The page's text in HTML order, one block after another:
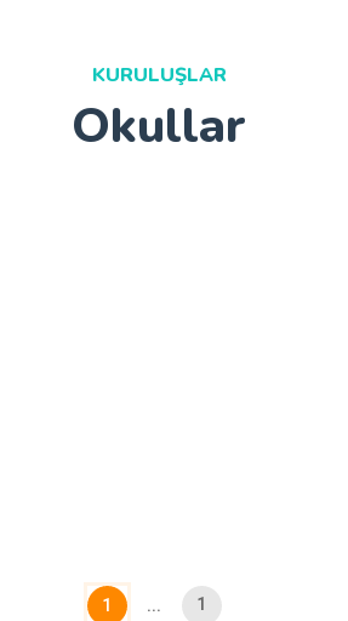
KURULUŞLAR
Okullar
1 ... 1